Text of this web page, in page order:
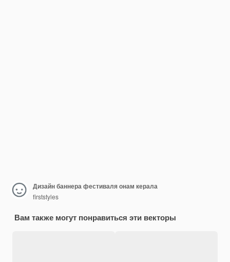
Дизайн баннера фестиваля онам керала
firststyles
Вам также могут понравиться эти векторы